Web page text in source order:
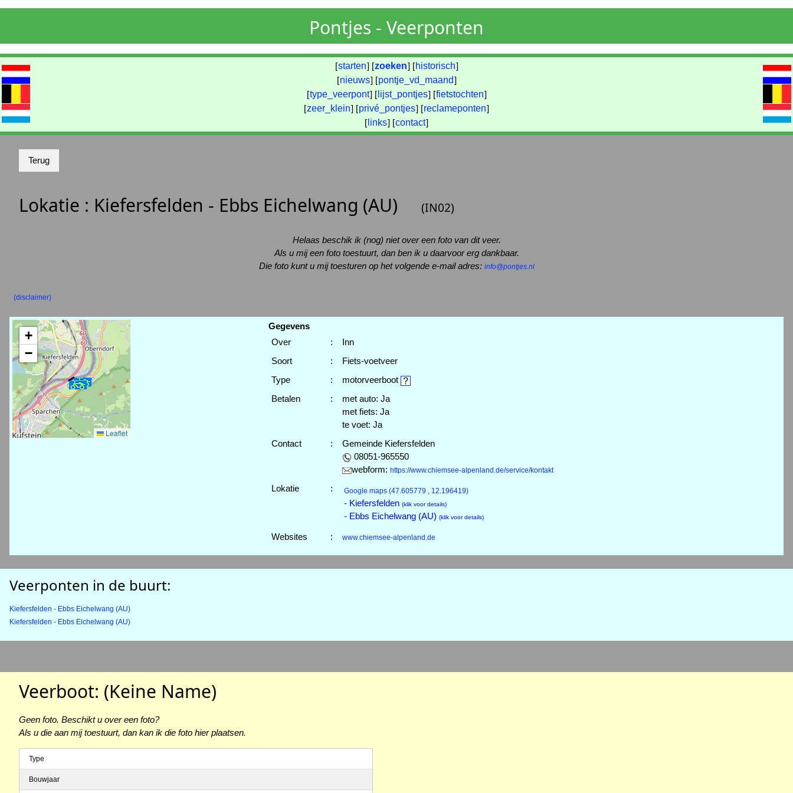
Pontjes - Veerponten
[starten] [zoeken] [ historisch]
[nieuws] [pontje_vd_maand]
[type_veerpont] [ lijst_pontjes] [fietstochten]
[zeer_klein] [privé_pontjes] [reclameponten]
[ links] [contact]
Lokatie : Kiefersfelden - Ebbs Eichelwang (AU) (IN02)
Helaas beschik ik (nog) niet over een foto van dit veer.
Als u mij een foto toestuurt, dan ben ik u daarvoor erg dankbaar.
Die foto kunt u mij toesturen op het volgende e-mail adres: info@pontjes.nl
(disclaimer)
+
−
Leaflet
Gegevens
Over
:
Inn
Soort
:
Fiets-voetveer
Type
:
motorveerboot
Betalen
:
met auto: Ja
met fiets: Ja
te voet: Ja
Contact
:
Gemeinde Kiefersfelden
08051-965550
webform: https://www.chiemsee-alpenland.de/service/kontakt
Lokatie : Google maps (47.605779 , 12.196419)
- Kiefersfelden (klik voor details)
- Ebbs Eichelwang (AU) (klik voor details)
Websites : www.chiemsee-alpenland.de
Veerponten in de buurt:
Kiefersfelden - Ebbs Eichelwang (AU)
Kiefersfelden - Ebbs Eichelwang (AU)
Veerboot: (Keine Name)
Geen foto. Beschikt u over een foto?
Als u die aan mij toestuurt, dan kan ik die foto hier plaatsen.
Type
Bouwjaar